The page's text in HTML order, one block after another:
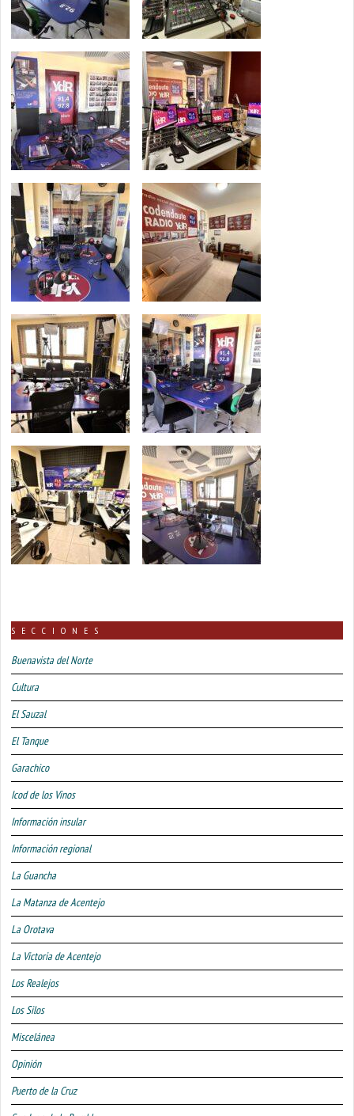
SECCIONES
Buenavista del Norte
Cultura
El Sauzal
El Tanque
Garachico
Icod de los Vinos
Información insular
Información regional
La Guancha
La Matanza de Acentejo
La Orotava
La Victoria de Acentejo
Los Realejos
Los Silos
Miscelánea
Opinión
Puerto de la Cruz